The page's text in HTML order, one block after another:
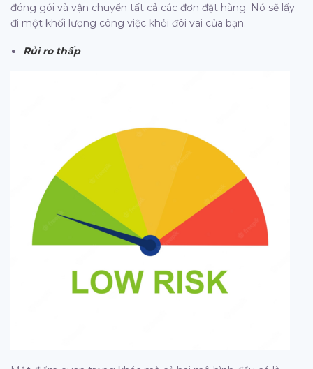
đóng gói và vận chuyển tất cả các đơn đặt hàng. Nó sẽ lấy
đi một khối lượng công việc khỏi đôi vai của bạn.
Rủi ro thấp